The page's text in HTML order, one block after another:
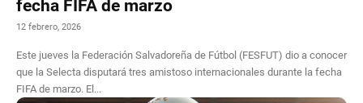
fecha FIFA de marzo
12 febrero, 2026
Este jueves la Federación Salvadoreña de Fútbol (FESFUT) dio a conocer
que la Selecta disputará tres amistoso internacionales durante la fecha
FIFA de marzo. El...